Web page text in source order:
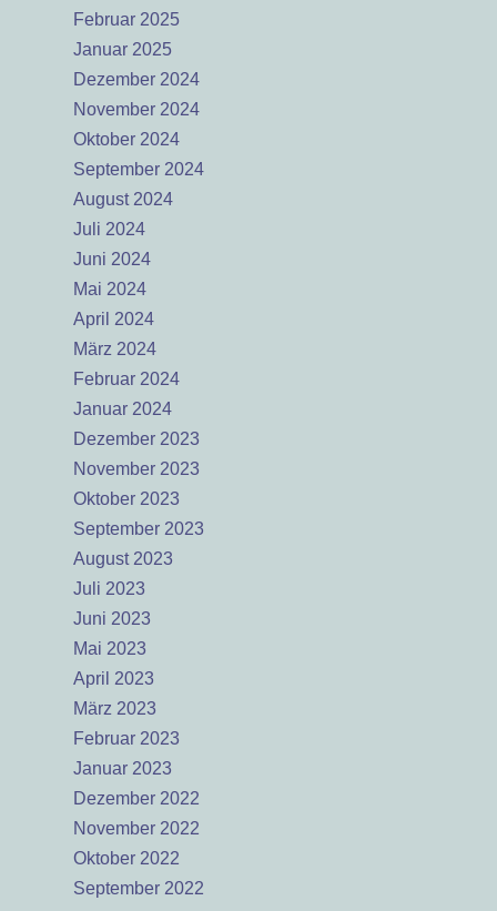
Februar 2025
Januar 2025
Dezember 2024
November 2024
Oktober 2024
September 2024
August 2024
Juli 2024
Juni 2024
Mai 2024
April 2024
März 2024
Februar 2024
Januar 2024
Dezember 2023
November 2023
Oktober 2023
September 2023
August 2023
Juli 2023
Juni 2023
Mai 2023
April 2023
März 2023
Februar 2023
Januar 2023
Dezember 2022
November 2022
Oktober 2022
September 2022